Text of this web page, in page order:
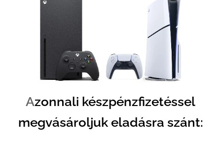
Azonnali készpénzfizetéssel
megvásároljuk eladásra szánt: